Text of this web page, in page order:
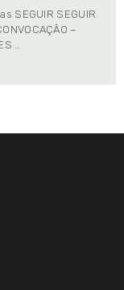
SEGUIR SEGUIR
–
…